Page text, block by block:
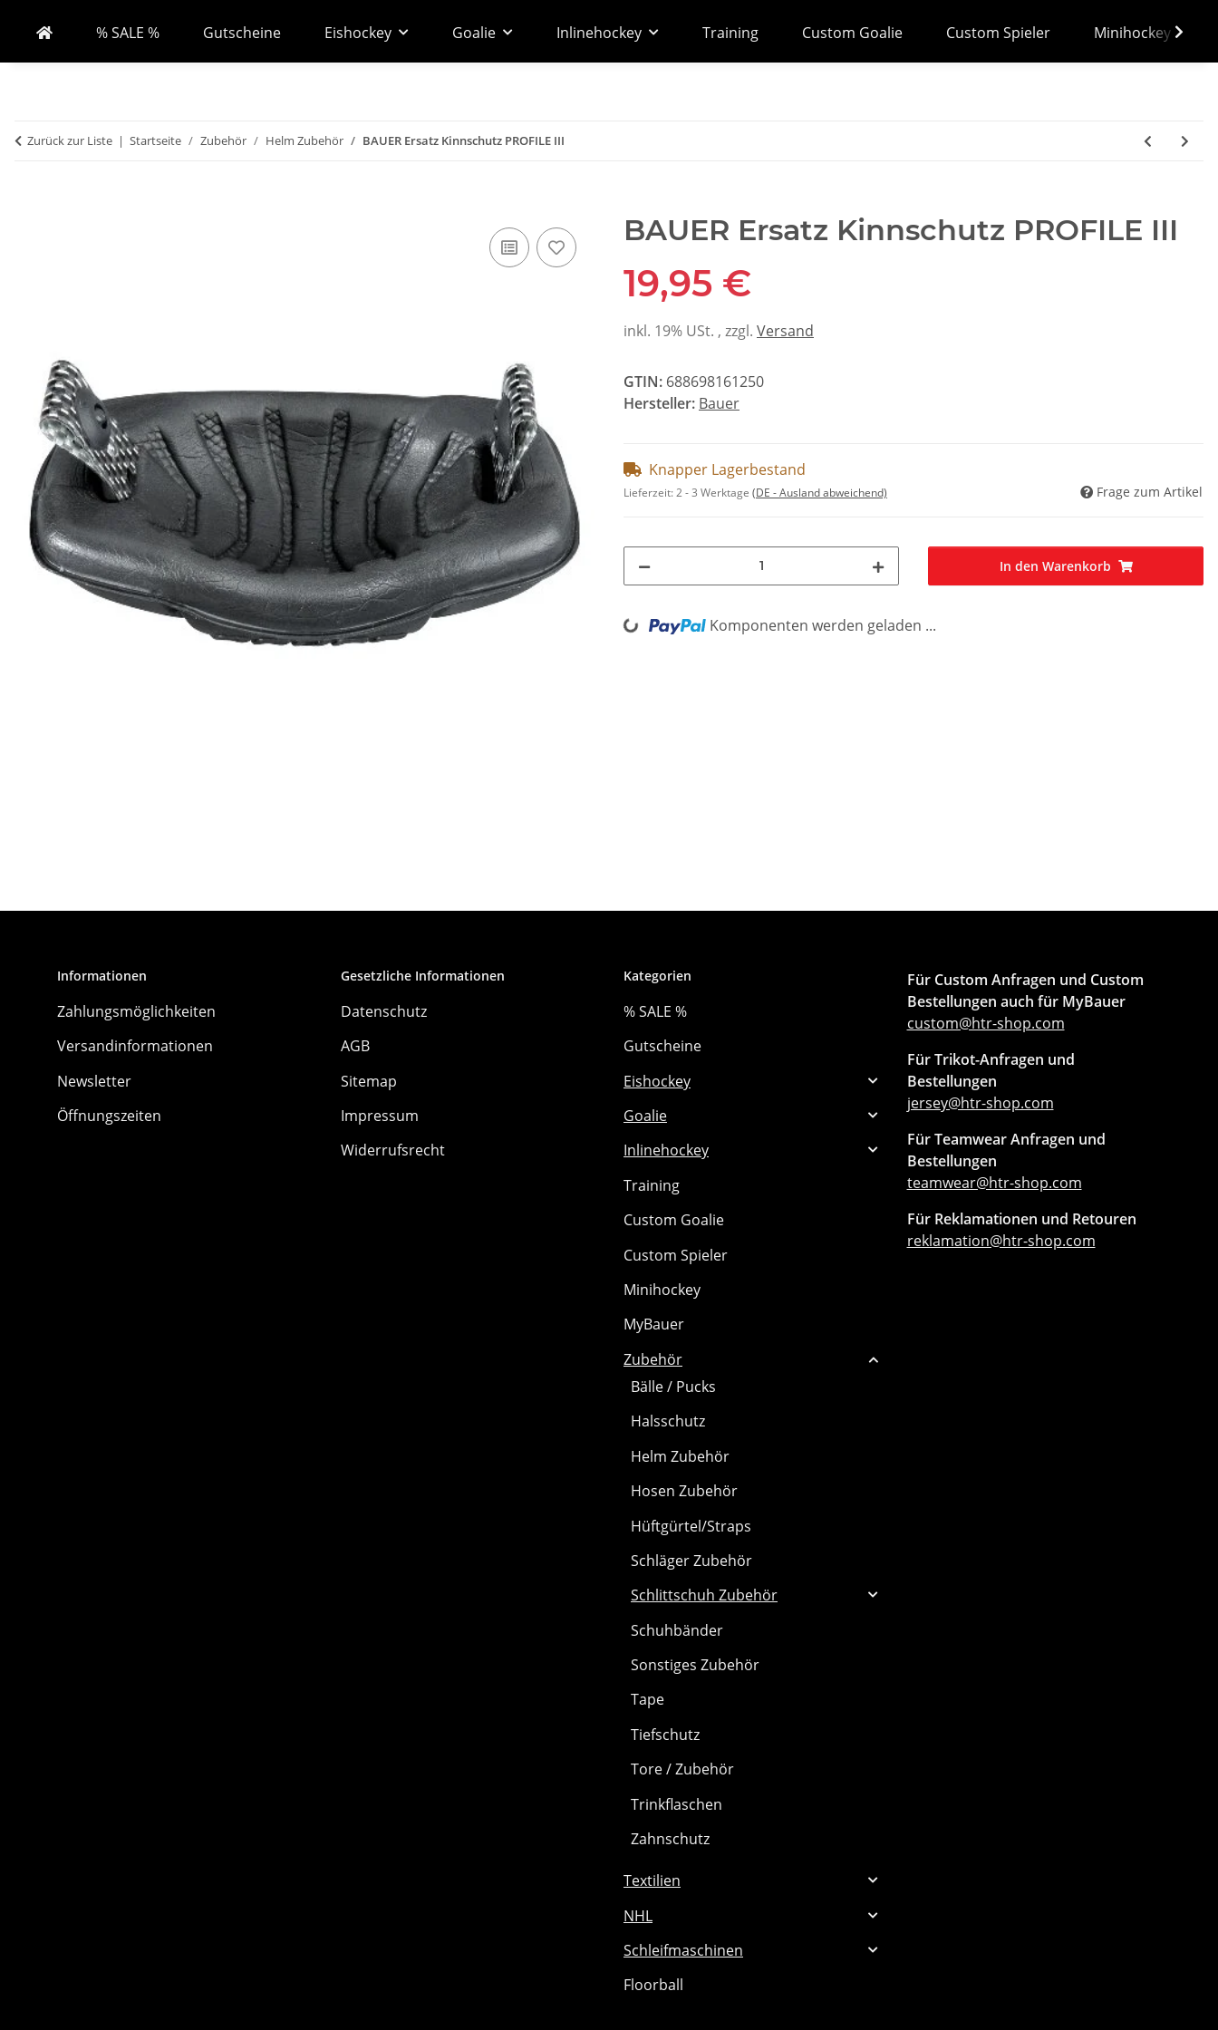
% SALE % Gutscheine Eishockey Goalie Inlinehockey Training Custom Goalie Custom Spieler Minihockey
Zurück zur Liste Startseite Zubehör Helm Zubehör BAUER Ersatz Kinnschutz PROFILE III
BAUER Ersatz Kinnschutz PROFILE III
19,95 €
inkl. 19% USt. , zzgl. Versand
GTIN: 688698161250
Hersteller: Bauer
Knapper Lagerbestand
Lieferzeit:2 - 3 Werktage (DE - Ausland abweichend) Frage zum Artikel
In den Warenkorb
Loading... Komponenten werden geladen ...
Informationen
Zahlungsmöglichkeiten
Versandinformationen
Newsletter
Öffnungszeiten
Gesetzliche Informationen
Datenschutz
AGB
Sitemap
Impressum
Widerrufsrecht
Kategorien
% SALE %
Gutscheine
Eishockey
Goalie
Inlinehockey
Training
Custom Goalie
Custom Spieler
Minihockey
MyBauer
Zubehör
Bälle / Pucks
Halsschutz
Helm Zubehör
Hosen Zubehör
Hüftgürtel/Straps
Schläger Zubehör
Schlittschuh Zubehör
Schuhbänder
Sonstiges Zubehör
Tape
Tiefschutz
Tore / Zubehör
Trinkflaschen
Zahnschutz
Textilien
NHL
Schleifmaschinen
Floorball
Für Custom Anfragen und Custom
Bestellungen auch für MyBauer
custom@htr-shop.com
Für Trikot-Anfragen und
Bestellungen
jersey@htr-shop.com
Für Teamwear Anfragen und
Bestellungen
teamwear@htr-shop.com
Für Reklamationen und Retouren
reklamation@htr-shop.com